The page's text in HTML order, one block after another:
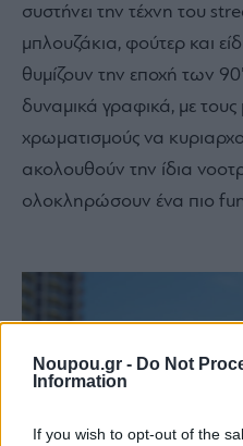
Noupou.gr - Do Not
Information
If you wish to opt-out of the
συστήνει την τέχνη του
μπλουζάκια, φούτερ και
θυμίζουν την εποχή των
δυναμικά γραφικά, με
χρωματισμούς να
ακολουθούν την ίδια
ολοκληρώσουν ένα πιο